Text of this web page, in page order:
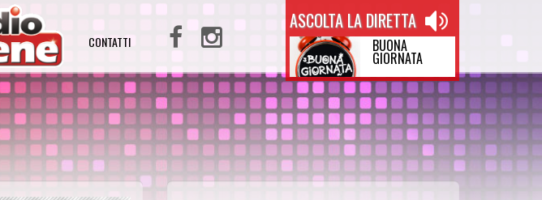
CONTATTI
ASCOLTA LA DIRETTA
BUONA
GIORNATA